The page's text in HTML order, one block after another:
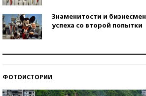
Знаменитости и
успеха со второй попытки
ФОТОИСТОРИИ